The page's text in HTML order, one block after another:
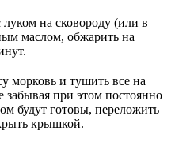
на сковороду (или в
маслом, обжарить на
морковь и тушить все на
забывая при этом постоянно
будут готовы, переложить
крышкой.